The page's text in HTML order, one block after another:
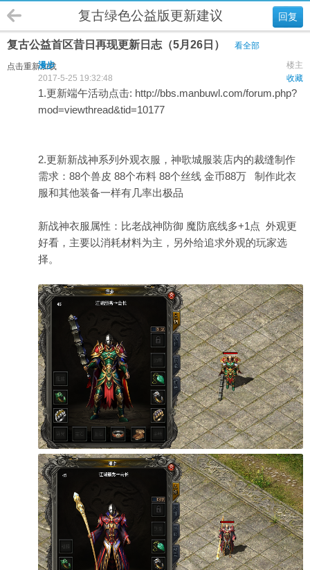
回复
复古绿色公益版更新建议
复古公益首区昔日再现更新日志（5月26日） 看全部
点击重新加载 楼主
漫步
收藏
2017-5-25 19:32:48
1.更新端午活动点击: http://bbs.manbuwl.com/forum.php?
mod=viewthread&tid=10177
2.更新新战神系列外观衣服，神歌城服装店内的裁缝制作
需求：88个兽皮 88个布料 88个丝线 金币88万 制作此衣
服和其他装备一样有几率出极品
新战神衣服属性：比老战神防御 魔防底线多+1点 外观更
好看，主要以消耗材料为主，另外给追求外观的玩家选
择。